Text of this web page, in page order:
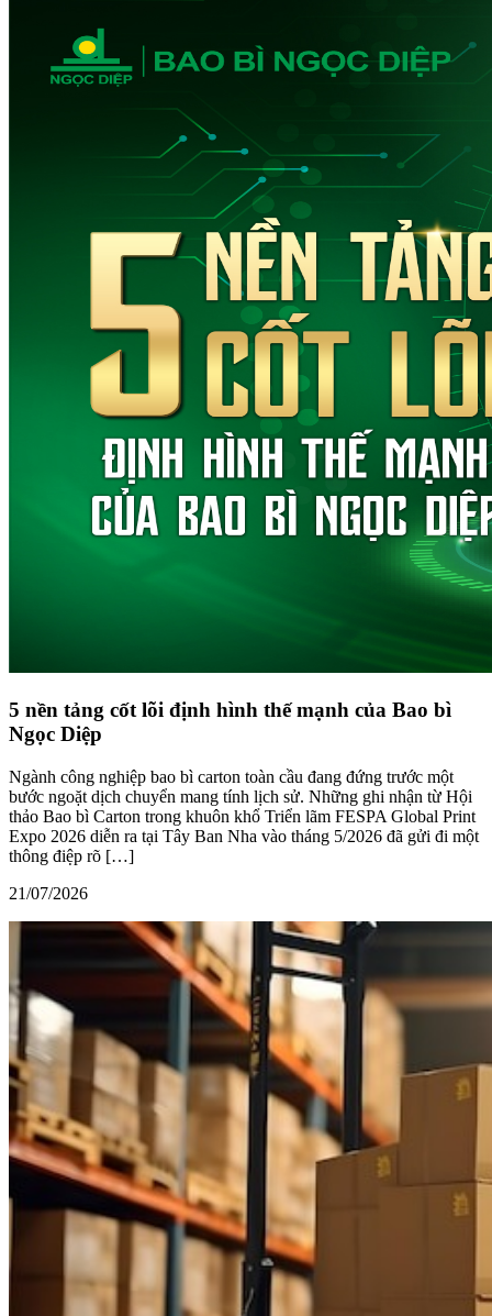
5 nền tảng cốt lõi định hình thế mạnh của Bao bì
Ngọc Diệp
Ngành công nghiệp bao bì carton toàn cầu đang đứng trước một
bước ngoặt dịch chuyển mang tính lịch sử. Những ghi nhận từ Hội
thảo Bao bì Carton trong khuôn khổ Triển lãm FESPA Global Print
Expo 2026 diễn ra tại Tây Ban Nha vào tháng 5/2026 đã gửi đi một
thông điệp rõ […]
21/07/2026